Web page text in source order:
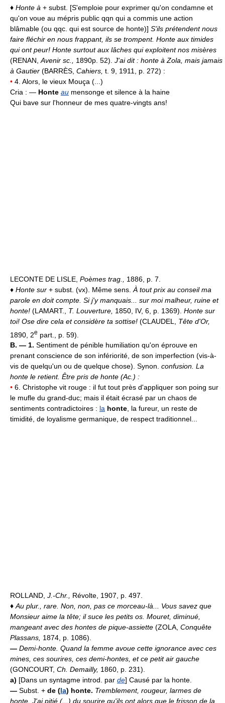
♦ Honte à + subst. [S'emploie pour exprimer qu'on condamne et
qu'on voue au mépris public qqn qui a commis une action
blâmable (ou qqc. qui est source de honte)] S'ils prétendent nous
faire fléchir en nous frappant, ils se trompent. Honte aux timides
qui ont peur! Honte surtout aux lâches qui exploitent nos misères
(RENAN, Avenir sc., 1890p. 52). J'ai dit : honte à Zola, mais jamais
à Gautier (BARRÈS, Cahiers, t. 9, 1911, p. 272) :
• 4. Alors, le vieux Mouça (...)
Cria : — Honte au mensonge et silence à la haine
Qui bave sur l'honneur de mes quatre-vingts ans!
LECONTE DE LISLE, Poèmes trag., 1886, p. 7.
♦ Honte sur + subst. (vx). Même sens. À tout prix au conseil ma
parole en doit compte. Si j'y manquais... sur moi malheur, ruine et
honte! (LAMART., T. Louverture, 1850, IV, 6, p. 1369). Honte sur
toi! Ose dire cela et considère ta sottise! (CLAUDEL, Tête d'Or,
1890, 2e part., p. 59).
B. — 1. Sentiment de pénible humiliation qu'on éprouve en
prenant conscience de son infériorité, de son imperfection (vis-à-
vis de quelqu'un ou de quelque chose). Synon. confusion. La
honte le retient. Être pris de honte (Ac.) :
• 6. Christophe vit rouge : il fut tout près d'appliquer son poing sur
le mufle du grand-duc; mais il était écrasé par un chaos de
sentiments contradictoires : la honte, la fureur, un reste de
timidité, de loyalisme germanique, de respect traditionnel...
ROLLAND, J.-Chr., Révolte, 1907, p. 497.
♦Au plur., rare. Non, non, pas ce morceau-là... Vous savez que
Monsieur aime la tête; il suce les petits os. Mouret, diminué,
mangeant avec des hontes de pique-assiette (ZOLA, Conquête
Plassans, 1874, p. 1086).
— Demi-honte. Quand la femme avoue cette ignorance avec ces
mines, ces sourires, ces demi-hontes, et ce petit air gauche
(GONCOURT, Ch. Demailly, 1860, p. 231).
a) [Dans un syntagme introd. par de] Causé par la honte.
— Subst. + de (la) honte. Tremblement, rougeur, larmes de
honte. J'ai pitié (...) du sourire qu'ils ont alors que le frisson de la